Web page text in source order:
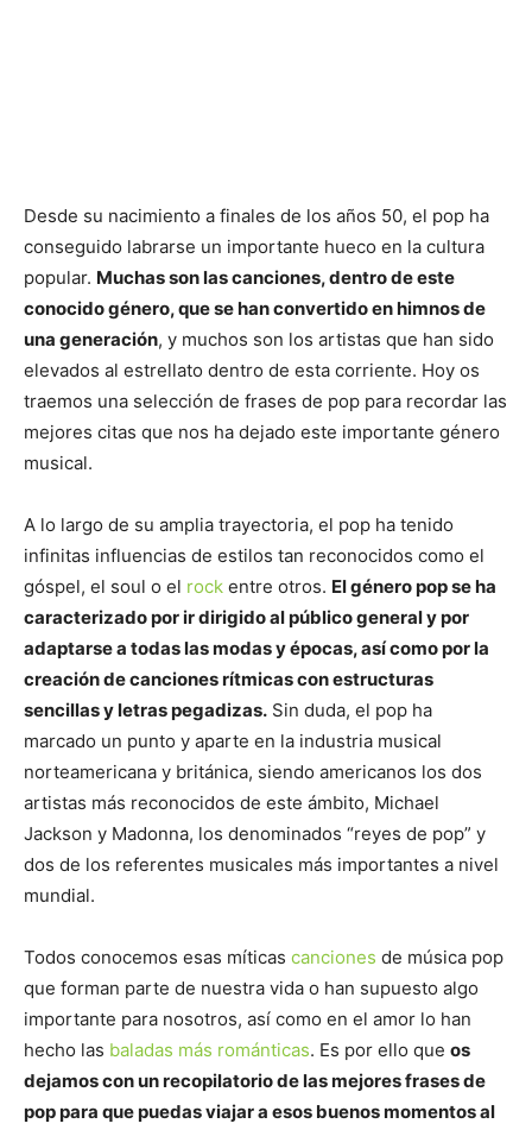
Desde su nacimiento a finales de los años 50, el pop ha
conseguido labrarse un importante hueco en la cultura
popular. Muchas son las canciones, dentro de este
conocido género, que se han convertido en himnos de
una generación, y muchos son los artistas que han sido
elevados al estrellato dentro de esta corriente. Hoy os
traemos una selección de frases de pop para recordar las
mejores citas que nos ha dejado este importante género
musical.
A lo largo de su amplia trayectoria, el pop ha tenido
infinitas influencias de estilos tan reconocidos como el
góspel, el soul o el rock entre otros. El género pop se ha
caracterizado por ir dirigido al público general y por
adaptarse a todas las modas y épocas, así como por la
creación de canciones rítmicas con estructuras
sencillas y letras pegadizas. Sin duda, el pop ha
marcado un punto y aparte en la industria musical
norteamericana y británica, siendo americanos los dos
artistas más reconocidos de este ámbito, Michael
Jackson y Madonna, los denominados “reyes de pop” y
dos de los referentes musicales más importantes a nivel
mundial.
Todos conocemos esas míticas canciones de música pop
que forman parte de nuestra vida o han supuesto algo
importante para nosotros, así como en el amor lo han
hecho las baladas más románticas. Es por ello que os
dejamos con un recopilatorio de las mejores frases de
pop para que puedas viajar a esos buenos momentos al